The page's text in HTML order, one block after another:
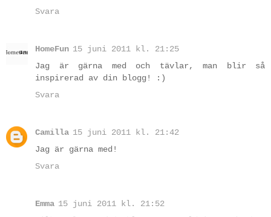
Svara
HomeFun 15 juni 2011 kl. 21:25
Jag är gärna med och tävlar, man blir så
inspirerad av din blogg! :)
Svara
Camilla 15 juni 2011 kl. 21:42
Jag är gärna med!
Svara
Emma 15 juni 2011 kl. 21:52